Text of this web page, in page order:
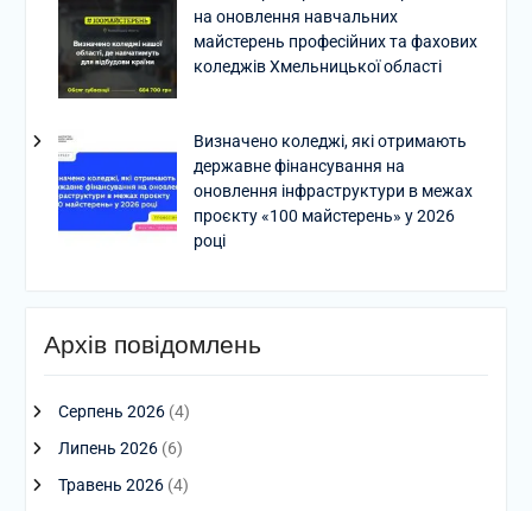
на оновлення навчальних
майстерень професійних та фахових
коледжів Хмельницької області
Визначено коледжі, які отримають
державне фінансування на
оновлення інфраструктури в межах
проєкту «100 майстерень» у 2026
році
Архів повідомлень
Серпень 2026(4)
Липень 2026(6)
Травень 2026(4)